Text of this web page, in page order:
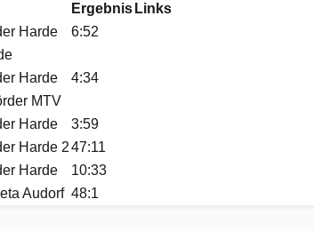
Ergebnis Links
Harde
6:52
Harde
4:34
MTV
Harde
3:59
Harde 247:11
Harde
10:33
Audorf 48:1